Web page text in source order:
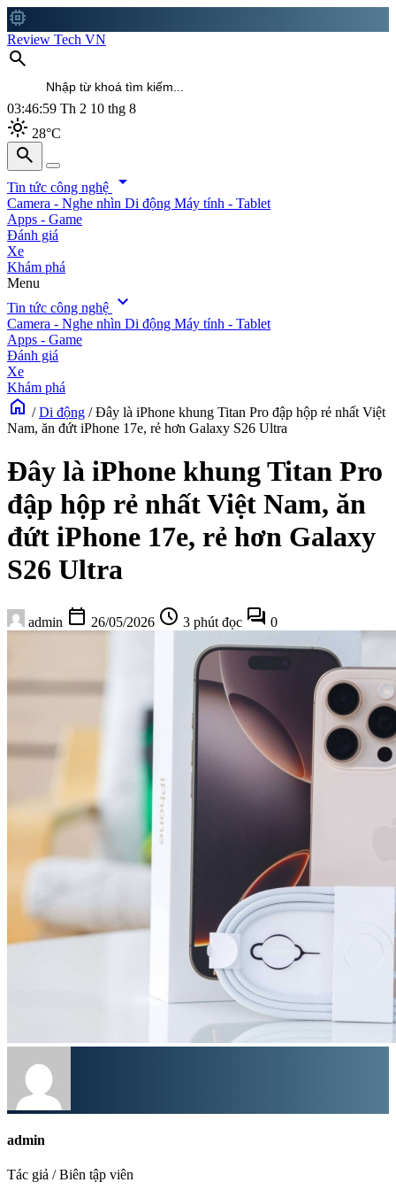
memory
Review Tech VN
search
03:47:00 Th 2 10 thg 8
light_mode 28°C
search
search
Tin tức công nghệ arrow_drop_down
Camera - Nghe nhìn Di động Máy tính - Tablet
Apps - Game
Đánh giá
Xe
Khám phá
Menu
Tin tức công nghệ expand_more
Camera - Nghe nhìn Di động Máy tính - Tablet
Apps - Game
Đánh giá
Xe
Khám phá
home / Di động / Đây là iPhone khung Titan Pro đập hộp rẻ nhất Việt
Nam, ăn đứt iPhone 17e, rẻ hơn Galaxy S26 Ultra
Đây là iPhone khung Titan Pro
đập hộp rẻ nhất Việt Nam, ăn
đứt iPhone 17e, rẻ hơn Galaxy
S26 Ultra
admin calendar_today 26/05/2026 schedule 3 phút đọc forum 0
admin
Tác giả / Biên tập viên